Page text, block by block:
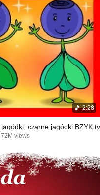
2:28
czarne jagódki BZYK.tv
72M views